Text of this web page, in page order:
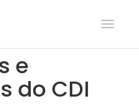
e
do CDI